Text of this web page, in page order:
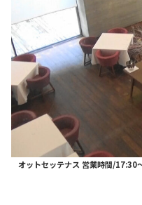
オットセッテナス 営業時間/